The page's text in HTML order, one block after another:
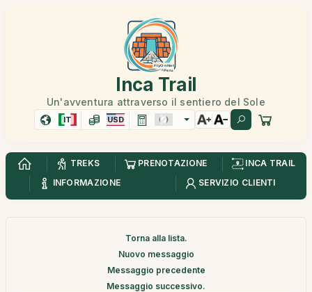
Inca Trail
Un'avventura attraverso il sentiero del Sole
IT USD
TREKS PRENOTAZIONE
INCA TRAIL
INFORMAZIONE
SERVIZIO CLIENTI
Torna alla lista.
Nuovo messaggio
Messaggio precedente
Messaggio successivo.